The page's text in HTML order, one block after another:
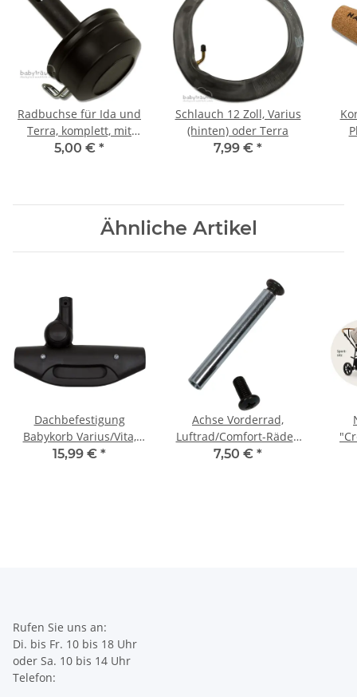
Radbuchse für Ida und
Terra, komplett, mit
Splint
5,00 € *
Schlauch 12 Zoll, Varius
(hinten) oder Terra
7,99 € *
Ähnliche Artikel
Dachbefestigung
Babykorb Varius/Vita,
links
15,99 € *
Achse Vorderrad,
Luftrad/Comfort-Räder,
Varius
7,50 € *
Rufen Sie uns an:
Di. bis Fr. 10 bis 18 Uhr
oder Sa. 10 bis 14 Uhr
Telefon: